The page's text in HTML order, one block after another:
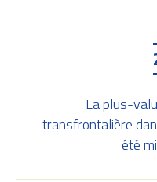
La plus-
transfrontalière
été